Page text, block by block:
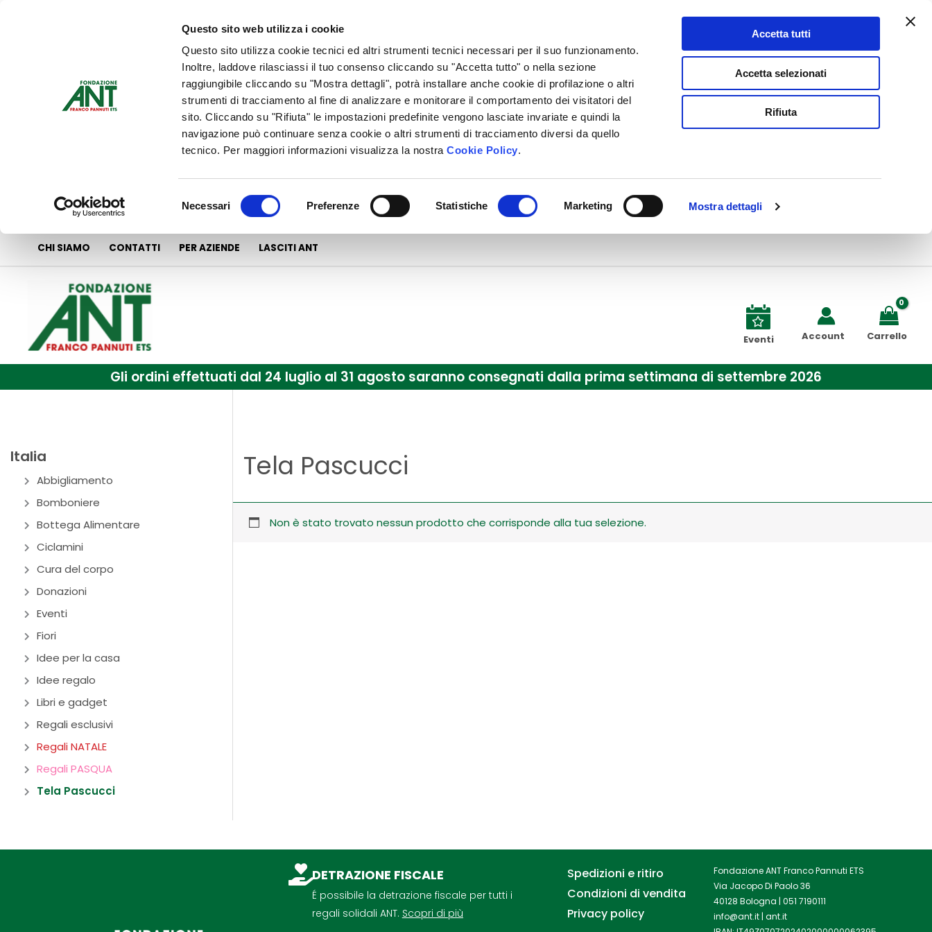
Questo sito web utilizza i cookie
Questo sito utilizza cookie tecnici ed altri strumenti tecnici necessari per il suo funzionamento.
Inoltre, laddove rilasciassi il tuo consenso cliccando su "Accetta tutto" o nella sezione
raggiungibile cliccando su "Mostra dettagli", potrà installare anche cookie di profilazione o altri
strumenti di tracciamento al fine di analizzare e monitorare il comportamento dei visitatori del
sito. Cliccando su "Rifiuta" le impostazioni predefinite vengono lasciate invariate e quindi la
navigazione può continuare senza cookie o altri strumenti di tracciamento diversi da quello
tecnico. Per maggiori informazioni visualizza la nostraCookie Policy.
del
Necessari Preferenze Statistiche Marketing Mostra dettagli
Accetta tutti
Accetta selezionati
Rifiuta
CHI SIAMO CONTATTI PER AZIENDE LASCITI ANT
Eventi Account Carrello
Gli ordini effettuati dal 24 luglio al 31 agosto saranno consegnati dalla prima settimana di settembre 2026
Italia
Abbigliamento
Bomboniere
Bottega Alimentare
Ciclamini
Cura del corpo
Donazioni
Eventi
Fiori
Idee per la casa
Idee regalo
Libri e gadget
Regali esclusivi
Regali NATALE
Regali PASQUA
Tela Pascucci
Tela Pascucci
Non è stato trovato nessun prodotto che corrisponde alla tua selezione.
DETRAZIONE FISCALE
É possibile la detrazione fiscale per tutti i
regali solidali ANT. Scopri di più
Spedizioni e ritiro
Condizioni di vendita
Privacy policy
Fondazione ANT Franco Pannuti ETS
Via Jacopo Di Paolo 36
40128 Bologna |051 7190111
info@ant.it |ant.it